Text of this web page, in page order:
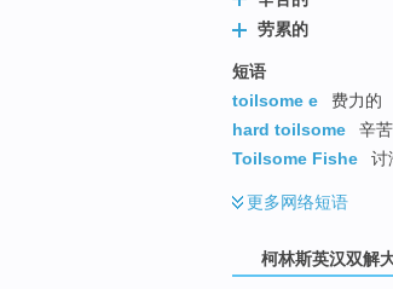
劳累的
短语
toilsome e
费力的
hard toilsome
辛苦
Toilsome Fishe
讨
更多网络短语
柯林斯英汉双解